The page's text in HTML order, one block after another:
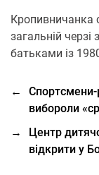
Кропивничанка
загальній
батьками із
←
Спортсмени-
вибороли
→
Центр
відкрити у